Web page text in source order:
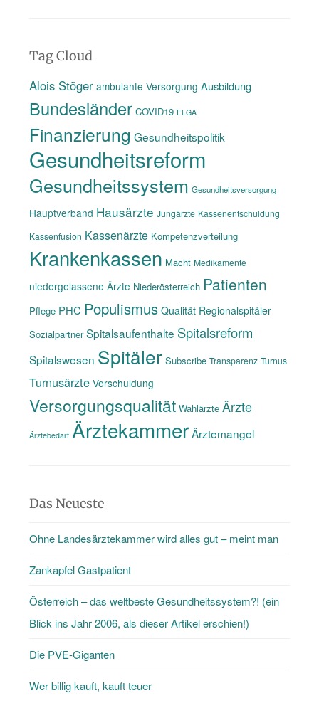
Tag Cloud
Alois Stöger ambulante Versorgung Ausbildung
Bundesländer COVID19 ELGA
Finanzierung Gesundheitspolitik
Gesundheitsreform
Gesundheitssystem Gesundheitsversorgung
Hauptverband Hausärzte Jungärzte Kassenentschuldung
Kassenfusion Kassenärzte Kompetenzverteilung
Krankenkassen Macht Medikamente
niedergelassene Ärzte Niederösterreich Patienten
Pflege PHC Populismus Qualität Regionalspitäler
Sozialpartner Spitalsaufenthalte Spitalsreform
Spitalswesen Spitäler Subscribe Transparenz Turnus
Turnusärzte Verschuldung
Versorgungsqualität Wahlärzte Ärzte
Ärztebedarf ÄrztekammerÄrztemangel
Das Neueste
Ohne Landesärztekammer wird alles gut – meint man
Zankapfel Gastpatient
Österreich – das weltbeste Gesundheitssystem?! (ein
Blick ins Jahr 2006, als dieser Artikel erschien!)
Die PVE-Giganten
Wer billig kauft, kauft teuer